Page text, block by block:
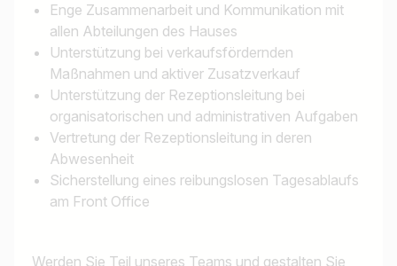
Enge Zusammenarbeit und Kommunikation mit
allen Abteilungen des Hauses
Unterstützung bei verkaufsfördernden
Maßnahmen und aktiver Zusatzverkauf
Unterstützung der Rezeptionsleitung bei
organisatorischen und administrativen Aufgaben
Vertretung der Rezeptionsleitung in deren
Abwesenheit
Sicherstellung eines reibungslosen Tagesablaufs
am Front Office
Werden Sie Teil unseres Teams und gestalten Sie